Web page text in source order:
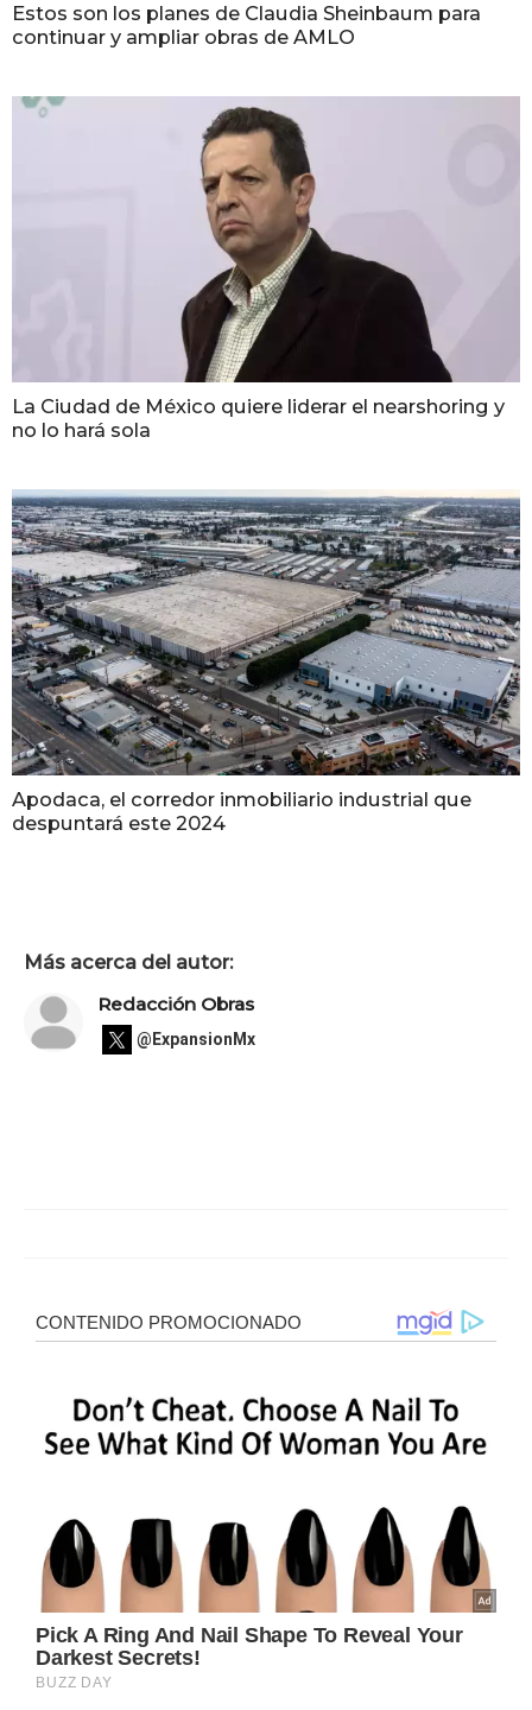
Estos son los planes de Claudia Sheinbaum para
continuar y ampliar obras de AMLO
La Ciudad de México quiere liderar el nearshoring y
no lo hará sola
Apodaca, el corredor inmobiliario industrial que
despuntará este 2024
Más acerca del autor:
Redacción Obras
@ExpansionMx